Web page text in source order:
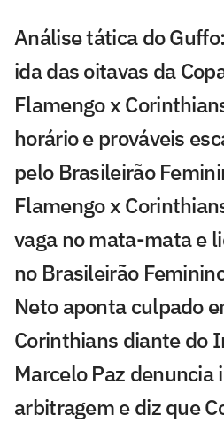
Análise tática do
ida das oitavas da
Flamengo x
horário e prováveis
pelo Brasileirão
Flamengo x
vaga no mata-mata e
no Brasileirão
Neto aponta culpado
Corinthians diante do
Marcelo Paz denuncia
arbitragem e diz que